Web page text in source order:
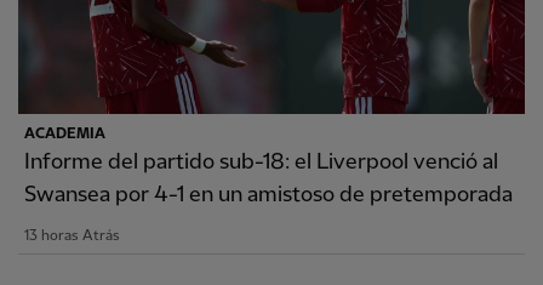
ACADEMIA
Informe del partido sub-18: el Liverpool venció al
Swansea por 4-1 en un amistoso de pretemporada
13 horas Atrás